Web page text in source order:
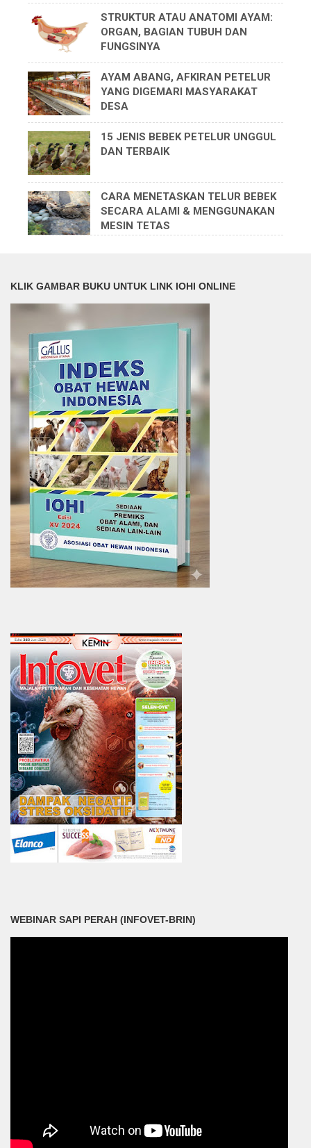
STRUKTUR ATAU ANATOMI AYAM:
ORGAN, BAGIAN TUBUH DAN
FUNGSINYA
AYAM ABANG, AFKIRAN PETELUR
YANG DIGEMARI MASYARAKAT
DESA
15 JENIS BEBEK PETELUR UNGGUL
DAN TERBAIK
CARA MENETASKAN TELUR BEBEK
SECARA ALAMI & MENGGUNAKAN
MESIN TETAS
KLIK GAMBAR BUKU UNTUK LINK IOHI ONLINE
WEBINAR SAPI PERAH (INFOVET-BRIN)